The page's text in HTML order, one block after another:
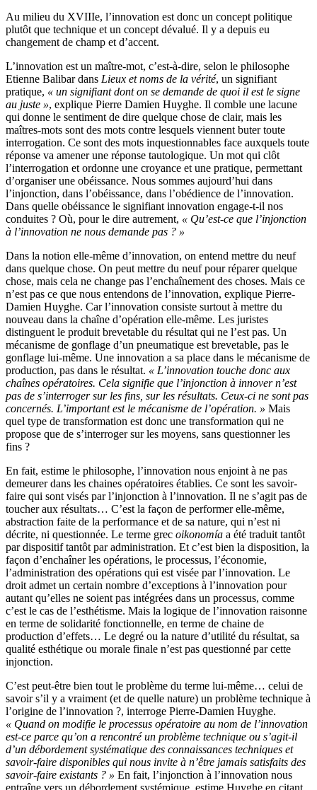
Au milieu du XVIIIe, l’innovation est donc un concept politique
plutôt que technique et un concept dévalué. Il y a depuis eu
changement de champ et d’accent.
L’innovation est un maître-mot, c’est-à-dire, selon le philosophe
Etienne Balibar dans Lieux et noms de la vérité, un signifiant
pratique, « un signifiant dont on se demande de quoi il est le signe
au juste », explique Pierre Damien Huyghe. Il comble une lacune
qui donne le sentiment de dire quelque chose de clair, mais les
maîtres-mots sont des mots contre lesquels viennent buter toute
interrogation. Ce sont des mots inquestionnables face auxquels toute
réponse va amener une réponse tautologique. Un mot qui clôt
l’interrogation et ordonne une croyance et une pratique, permettant
d’organiser une obéissance. Nous sommes aujourd’hui dans
l’injonction, dans l’obéissance, dans l’obédience de l’innovation.
Dans quelle obéissance le signifiant innovation engage-t-il nos
conduites ? Où, pour le dire autrement, « Qu’est-ce que l’injonction
à l’innovation ne nous demande pas ? »
Dans la notion elle-même d’innovation, on entend mettre du neuf
dans quelque chose. On peut mettre du neuf pour réparer quelque
chose, mais cela ne change pas l’enchaînement des choses. Mais ce
n’est pas ce que nous entendons de l’innovation, explique Pierre-
Damien Huyghe. Car l’innovation consiste surtout à mettre du
nouveau dans la chaîne d’opération elle-même. Les juristes
distinguent le produit brevetable du résultat qui ne l’est pas. Un
mécanisme de gonflage d’un pneumatique est brevetable, pas le
gonflage lui-même. Une innovation a sa place dans le mécanisme de
production, pas dans le résultat. « L’innovation touche donc aux
chaînes opératoires. Cela signifie que l’injonction à innover n’est
pas de s’interroger sur les fins, sur les résultats. Ceux-ci ne sont pas
concernés. L’important est le mécanisme de l’opération. » Mais
quel type de transformation est donc une transformation qui ne
propose que de s’interroger sur les moyens, sans questionner les
fins ?
En fait, estime le philosophe, l’innovation nous enjoint à ne pas
demeurer dans les chaines opératoires établies. Ce sont les savoir-
faire qui sont visés par l’injonction à l’innovation. Il ne s’agit pas de
toucher aux résultats… C’est la façon de performer elle-même,
abstraction faite de la performance et de sa nature, qui n’est ni
décrite, ni questionnée. Le terme grec oikonomía a été traduit tantôt
par dispositif tantôt par administration. Et c’est bien la disposition, la
façon d’enchaîner les opérations, le processus, l’économie,
l’administration des opérations qui est visée par l’innovation. Le
droit admet un certain nombre d’exceptions à l’innovation pour
autant qu’elles ne soient pas intégrées dans un processus, comme
c’est le cas de l’esthétisme. Mais la logique de l’innovation raisonne
en terme de solidarité fonctionnelle, en terme de chaine de
production d’effets… Le degré ou la nature d’utilité du résultat, sa
qualité esthétique ou morale finale n’est pas questionné par cette
injonction.
C’est peut-être bien tout le problème du terme lui-même… celui de
savoir s’il y a vraiment (et de quelle nature) un problème technique à
l’origine de l’innovation ?, interroge Pierre-Damien Huyghe.
« Quand on modifie le processus opératoire au nom de l’innovation
est-ce parce qu’on a rencontré un problème technique ou s’agit-il
d’un débordement systématique des connaissances techniques et
savoir-faire disponibles qui nous invite à n’être jamais satisfaits des
savoir-faire existants ? » En fait, l’injonction à l’innovation nous